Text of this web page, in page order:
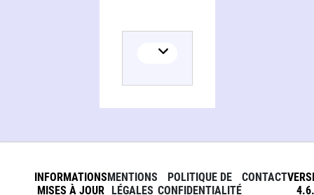
INFORMATIONS
MISES À JOUR
MENTIONS
LÉGALES
POLITIQUE DE
CONFIDENTIALITÉ
CONTACT